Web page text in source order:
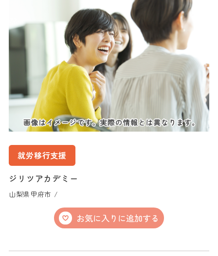
就労移行支援
ジリツアカデミー
山梨県甲府市 /
お気に入りに追加する